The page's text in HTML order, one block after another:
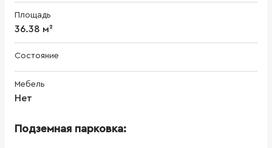
Площадь
36.38 м²
Состояние
Мебель
Нет
Подземная парковка: